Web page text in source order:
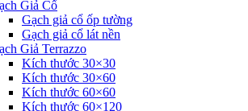
Giả Cổ
Gạch giả cổ ốp tường
Gạch giả cổ lát nền
Giả Terrazzo
Kích thước 30×30
Kích thước 30×60
Kích thước 60×60
Kích thước 60×120